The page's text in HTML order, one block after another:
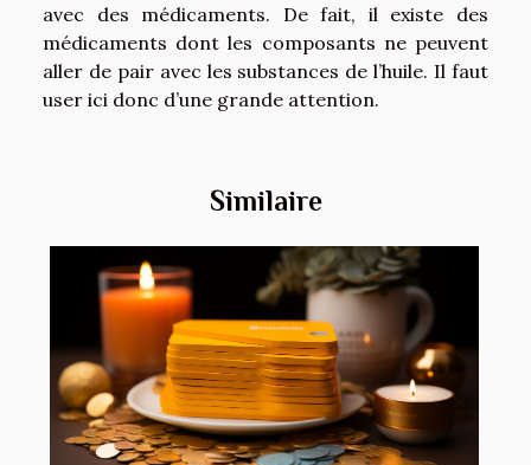
avec des médicaments. De fait, il existe des
médicaments dont les composants ne peuvent
aller de pair avec les substances de l’huile. Il faut
user ici donc d’une grande attention.
Similaire